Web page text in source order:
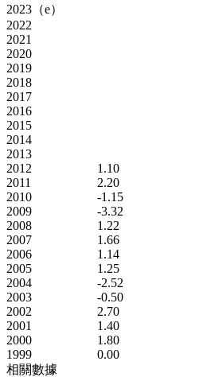
2023（e）
2022
2021
2020
2019
2018
2017
2016
2015
2014
2013
2012
1.10
2011
2.20
2010
-1.15
2009
-3.32
2008
1.22
2007
1.66
2006
1.14
2005
1.25
2004
-2.52
2003
-0.50
2002
2.70
2001
1.40
2000
1.80
1999
0.00
相關數據